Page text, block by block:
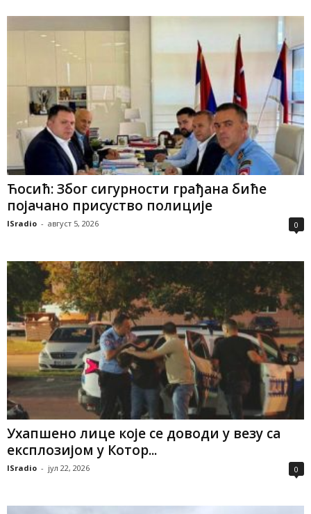
Ћосић: Због сигурности грађана биће
појачано присуство полиције
ISradio - август 5, 2026 0
Ухапшено лице које се доводи у везу са
експлозијом у Котор...
ISradio - јул 22, 2026 0